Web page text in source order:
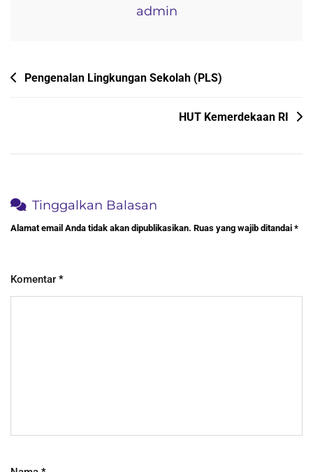
admin
Navigasi
Pengenalan Lingkungan Sekolah (PLS)
HUT Kemerdekaan RI
Tinggalkan Balasan
Alamat email Anda tidak akan dipublikasikan. Ruas yang wajib ditandai *
Komentar *